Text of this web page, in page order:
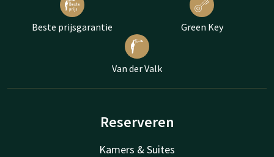
Beste prijsgarantie Green Key
Van der Valk
Reserveren
Kamers & Suites